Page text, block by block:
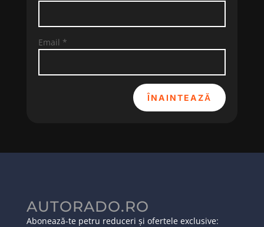
Email *
ÎNAINTEAZĂ
AUTORADO.RO
Abonează-te petru reduceri și ofertele exclusive: